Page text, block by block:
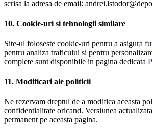
scrisa la adresa de email:
10. Cookie-uri si tehnologii similare
Site-ul foloseste cookie-uri pentru a asigura
pentru analiza traficului si pentru
complete sunt disponibile in pagina dedicata
11. Modificari ale politicii
Ne rezervam dreptul de a modifica aceasta
confidentialitate oricand. Versiunea
permanent pe aceasta pagina.